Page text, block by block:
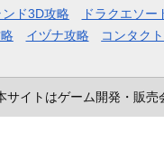
ド3D攻略 ドラクエソー
イヅナ攻略 コンタク
イトはゲーム開発・販売